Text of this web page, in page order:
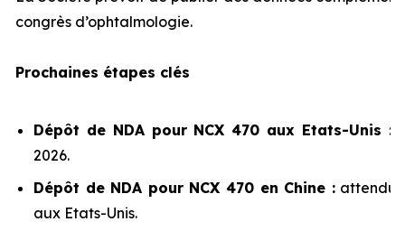
congrès d’ophtalmologie.
Prochaines étapes clés
Dépôt de NDA pour NCX 470 aux Etats-Unis :
2026.
Dépôt de NDA pour NCX 470 en Chine :attendu
aux Etats-Unis.